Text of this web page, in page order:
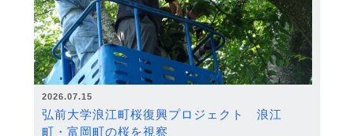
2026.07.15
弘前大学浪江町桜復興プロジェクト 浪江
町・富岡町の桜を視察